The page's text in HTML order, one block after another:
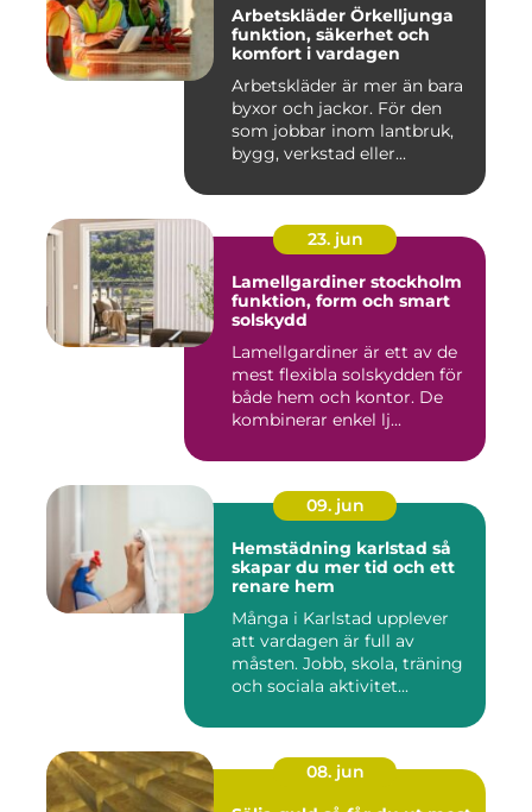
Arbetskläder Örkelljunga
funktion, säkerhet och
komfort i vardagen
Arbetskläder är mer än bara
byxor och jackor. För den
som jobbar inom lantbruk,
bygg, verkstad eller...
23. jun
Lamellgardiner stockholm
funktion, form och smart
solskydd
Lamellgardiner är ett av de
mest flexibla solskydden för
både hem och kontor. De
kombinerar enkel lj...
09. jun
Hemstädning karlstad så
skapar du mer tid och ett
renare hem
Många i Karlstad upplever
att vardagen är full av
måsten. Jobb, skola, träning
och sociala aktivitet...
08. jun